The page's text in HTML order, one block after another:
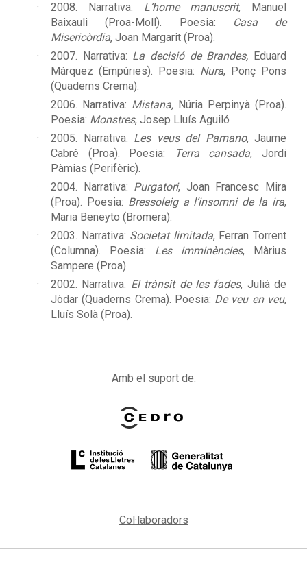
2008. Narrativa: L’home manuscrit, Manuel
Baixauli (Proa-Moll). Poesia:
Casa de
Misericòrdia, Joan Margarit (Proa).
2007. Narrativa: La decisió de Brandes, Eduard
Márquez (Empúries). Poesia: Nura, Ponç Pons
(Quaderns Crema).
2006. Narrativa: Mistana, Núria Perpinyà (Proa).
Poesia: Monstres, Josep Lluís Aguiló
2005. Narrativa: Les veus del Pamano, Jaume
Cabré (Proa). Poesia:
Terra cansada, Jordi
Pàmias (Perifèric).
2004. Narrativa: Purgatori, Joan Francesc Mira
(Proa). Poesia: Bressoleig a l’insomni de la ira,
Maria Beneyto (Bromera).
2003. Narrativa: Societat limitada, Ferran Torrent
(Columna). Poesia: Les imminències, Màrius
Sampere (Proa).
2002. Narrativa: El trànsit de les fades, Julià de
Jòdar (Quaderns Crema). Poesia: De veu en veu,
Lluís Solà (Proa).
Amb el suport de:
Col·laboradors